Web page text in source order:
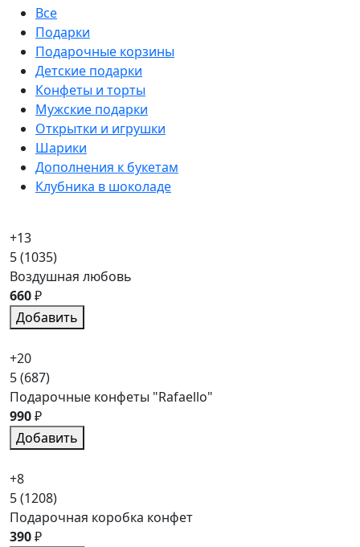
Все
Подарки
Подарочные корзины
Детские подарки
Конфеты и торты
Мужские подарки
Открытки и игрушки
Шарики
Дополнения к букетам
Клубника в шоколаде
+13
5(1035)
Воздушная любовь
660₽
Добавить
+20
5(687)
Подарочные конфеты "Rafaello"
990₽
Добавить
+8
5(1208)
Подарочная коробка конфет
390₽